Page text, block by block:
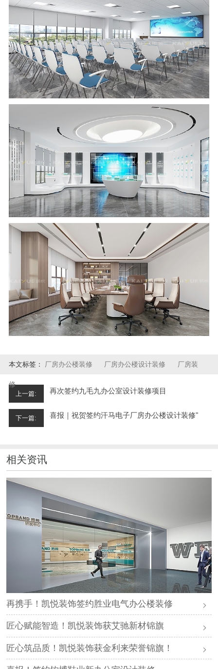
本文标签： 厂房办公楼装修 厂房办公楼设计装修 厂房装
修
上一篇: 再次签约九毛九办公室设计装修项目
下一篇: 喜报｜祝贺签约汗马电子厂房办公楼设计装修"
相关资讯
再携手！凯悦装饰签约胜业电气办公楼装修
匠心赋能智造！凯悦装饰获艾驰新材锦旗
匠心筑品质！凯悦装饰获金利来荣誉锦旗！